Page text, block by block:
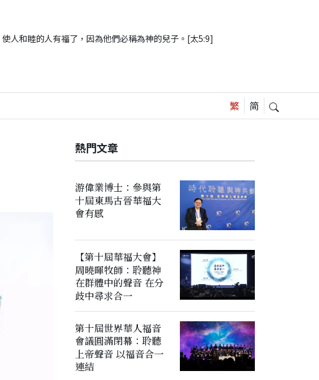
使人和睦的人有福了，因為他們必稱為神的兒子。[太5:9]
熱門文章
游偉業博士：參與第
十屆東馬古晉華福大
會有感
【第十屆華福大會】
周曉暉牧師：聆聽神
在群體中的聲音 在分
歧中尋求合一
第十屆世界華人福音
會議圓滿閉幕：聆聽
上帝聲音 以福音合一
連結